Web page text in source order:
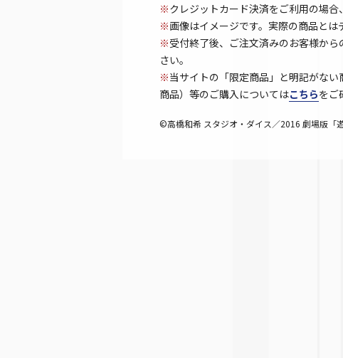
※クレジットカード決済をご利用の場合
※画像はイメージです。実際の商品とは
※受付終了後、ご注文済みのお客様か
さい。
※当サイトの「限定商品」と明記がな
商品）等のご購入についてはこちらをご
©高橋和希 スタジオ・ダイス／2016 劇場版